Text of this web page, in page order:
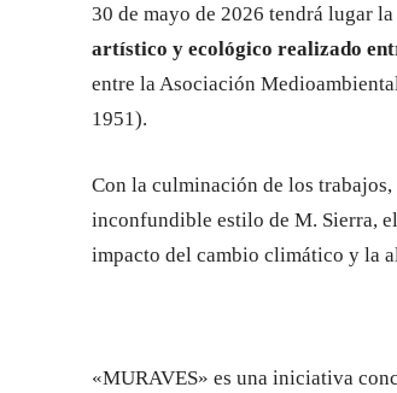
30 de mayo de 2026 tendrá lugar
artístico y ecológico realizado
entre la Asociación
1951).
Con la culminación de los
inconfundible estilo de M. Sierra,
impacto del cambio climático y la
«MURAVES» es una iniciativa